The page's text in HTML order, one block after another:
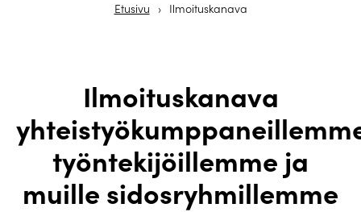
Etusivu › Ilmoituskanava
Ilmoituskanava
työntekijöillemme ja
muille sidosryhmillemme